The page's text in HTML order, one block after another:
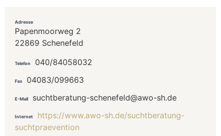
Adresse
Papenmoorweg 2
22869 Schenefeld
Telefon 040/84058032
Fax 04083/099663
E-Mail suchtberatung-schenefeld@awo-sh.de
Internet
https://www.awo-sh.de/suchtberatung-
suchtpraevention